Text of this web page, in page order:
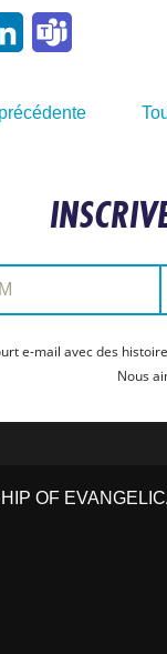
LinkedIn
e-mail avec des
Nous
OF